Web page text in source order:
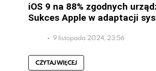
iOS 9 na 88% zgodnych
Sukces Apple w adaptacji
9 listopada 2024, 23:56
CZYTAJ WIĘCEJ